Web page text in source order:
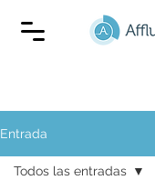
Entrada
Todos las entradas